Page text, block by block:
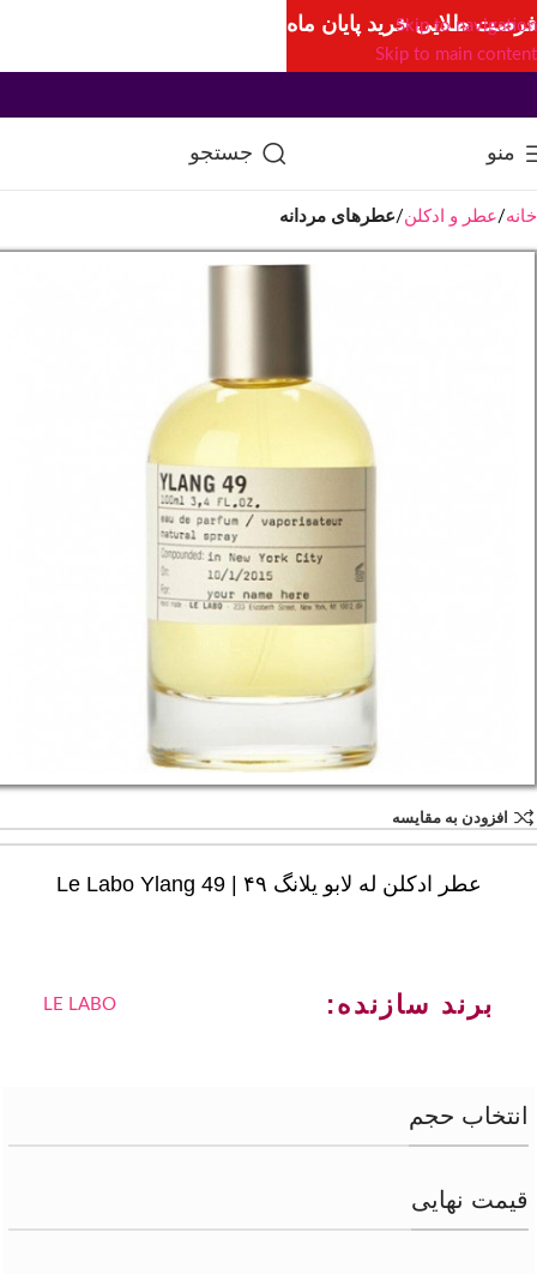
Skip to navigation
Skip to main content
منو جستجو
خانه عطر و ادکلن عطرهای مردانه
افزودن به مقایسه
عطر ادکلن له لابو یلانگ ۴۹ | Le Labo Ylang 49
برند سازنده: LE LABO
انتخاب حجم
قیمت نهایی
فرصت طلایی خرید پایان ماه